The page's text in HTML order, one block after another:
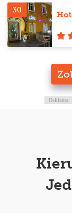
30
Reklama